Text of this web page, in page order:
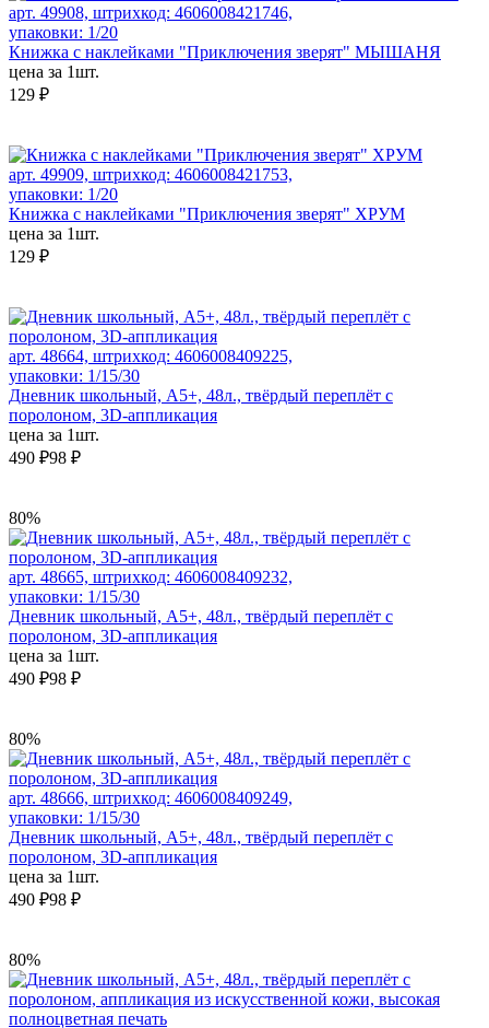
арт. 49908, штрихкод: 4606008421746,
упаковки: 1/20
Книжка с наклейками "Приключения зверят" МЫШАНЯ
цена за 1шт.
129 ₽
арт. 49909, штрихкод: 4606008421753,
упаковки: 1/20
Книжка с наклейками "Приключения зверят" ХРУМ
цена за 1шт.
129 ₽
арт. 48664, штрихкод: 4606008409225,
упаковки: 1/15/30
Дневник школьный, А5+, 48л., твёрдый переплёт с
поролоном, 3D-аппликация
цена за 1шт.
490 ₽98 ₽
80%
арт. 48665, штрихкод: 4606008409232,
упаковки: 1/15/30
Дневник школьный, А5+, 48л., твёрдый переплёт с
поролоном, 3D-аппликация
цена за 1шт.
490 ₽98 ₽
80%
арт. 48666, штрихкод: 4606008409249,
упаковки: 1/15/30
Дневник школьный, А5+, 48л., твёрдый переплёт с
поролоном, 3D-аппликация
цена за 1шт.
490 ₽98 ₽
80%